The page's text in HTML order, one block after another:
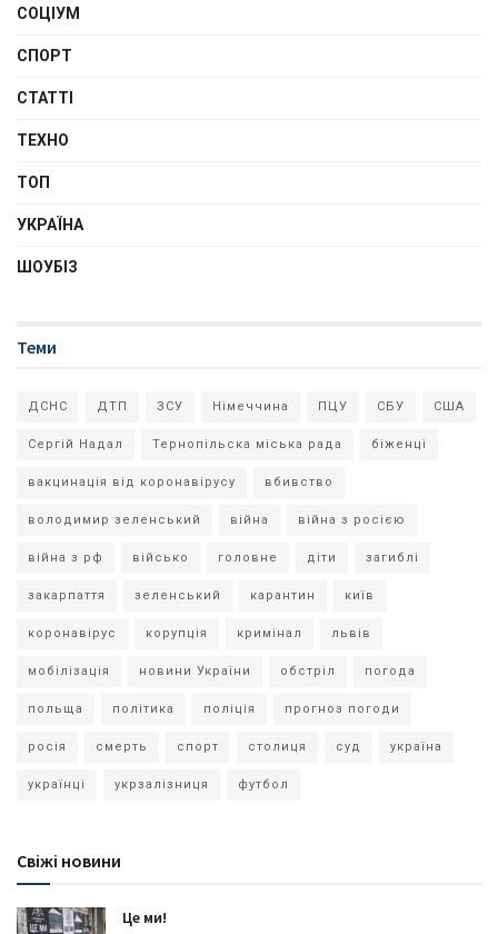
СОЦІУМ
СПОРТ
СТАТТІ
ТЕХНО
ТОП
УКРАЇНА
ШОУБІЗ
Теми
ДСНС ДТП ЗСУ Німеччина ПЦУ СБУ США
Сергій Надал Тернопільска міська рада біженці
вакцинація від коронавірусу вбивство
володимир зеленський війна війна з росією
війна з рф військо головне діти загиблі
закарпаття зеленський карантин київ
коронавірус корупція кримінал львів
мобілізація новини України обстріл погода
польща політика поліція прогноз погоди
росія смерть спорт столиця суд україна
українці укрзалізниця футбол
Свіжі новини
Це ми!